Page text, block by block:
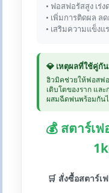
• ฟอสฟอรัสสูง เร่ง
• เพิ่มการติดผล ล
• เสริมความแข็งแ
💎 เหตุผลที่ใช้คู่กั
ฮิวมิคช่วยให้ฟอสฟ
เติบโตของราก แล
ผสมฉีดพ่นพร้อมกัน
💰 สตาร์เ
🛒 สั่งซื้อสตาร์เ